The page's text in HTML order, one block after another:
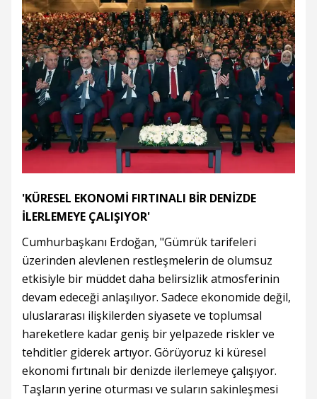
'KÜRESEL EKONOMİ FIRTINALI BİR DENİZDE
İLERLEMEYE ÇALIŞIYOR'
Cumhurbaşkanı Erdoğan, "Gümrük tarifeleri
üzerinden alevlenen restleşmelerin de olumsuz
etkisiyle bir müddet daha belirsizlik atmosferinin
devam edeceği anlaşılıyor. Sadece ekonomide değil,
uluslararası ilişkilerden siyasete ve toplumsal
hareketlere kadar geniş bir yelpazede riskler ve
tehditler giderek artıyor. Görüyoruz ki küresel
ekonomi fırtınalı bir denizde ilerlemeye çalışıyor.
Taşların yerine oturması ve suların sakinleşmesi